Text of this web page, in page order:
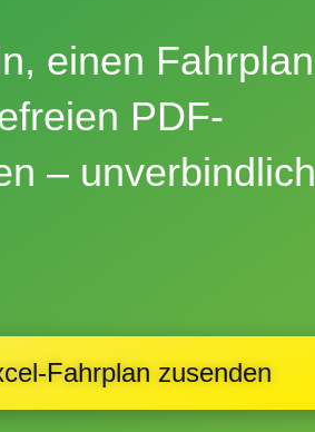
einen Fahrplan
PDF-
– unverbindlich
Fahrplan zusenden